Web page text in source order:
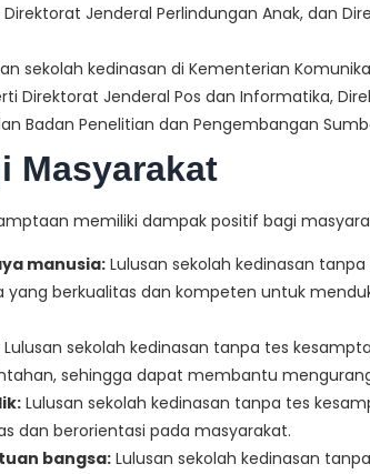
Jenderal Perlindungan Anak, dan
sekolah kedinasan di Kementerian
Direktorat Jenderal Pos dan Informatika,
Badan Penelitian dan Pengembangan
Masyarakat
memiliki dampak positif bagi
manusia:Lulusan sekolah kedinasan
berkualitas dan kompeten untuk
Lulusan sekolah kedinasan tanpa tes
sehingga dapat membantu
Lulusan sekolah kedinasan tanpa tes
dan berorientasi pada masyarakat.
bangsa: Lulusan sekolah kedinasan